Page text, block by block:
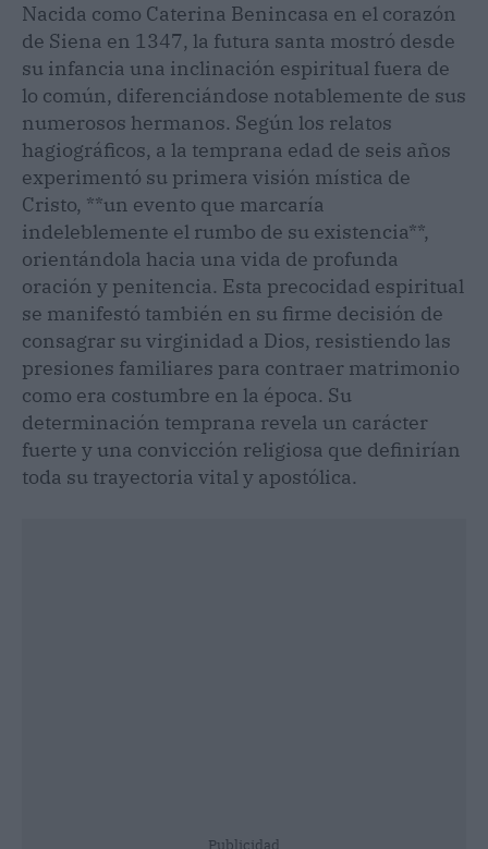
Nacida como Caterina Benincasa en el corazón
de Siena en 1347, la futura santa mostró desde
su infancia una inclinación espiritual fuera de
lo común, diferenciándose notablemente de sus
numerosos hermanos. Según los relatos
hagiográficos, a la temprana edad de seis años
experimentó su primera visión mística de
Cristo, **un evento que marcaría
indeleblemente el rumbo de su existencia**,
orientándola hacia una vida de profunda
oración y penitencia. Esta precocidad espiritual
se manifestó también en su firme decisión de
consagrar su virginidad a Dios, resistiendo las
presiones familiares para contraer matrimonio
como era costumbre en la época. Su
determinación temprana revela un carácter
fuerte y una convicción religiosa que definirían
toda su trayectoria vital y apostólica.